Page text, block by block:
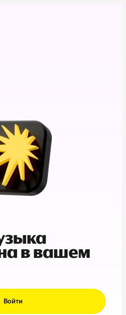
в вашем
Войти